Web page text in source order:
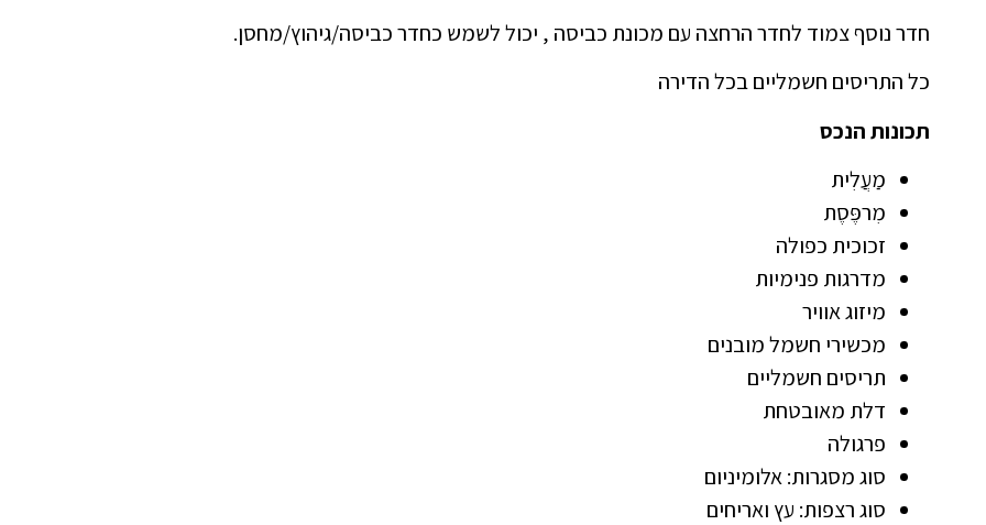
חדר נוסף צמוד לחדר הרחצה עם מכונת כביסה , יכול לשמש כחדר כביסה/גיהוץ/מחסן.
כל התריסים חשמליים בכל הדירה
תכונות הנכס
מַעֲלִית
מִרפֶּסֶת
זכוכית כפולה
מדרגות פנימיות
מיזוג אוויר
מכשירי חשמל מובנים
תריסים חשמליים
דלת מאובטחת
פרגולה
סוג מסגרות: אלומיניום
סוג רצפות: עץ ואריחים